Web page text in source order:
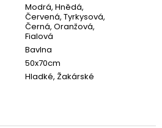
Modrá, Hnědá,
Červená, Tyrkysová,
Černá, Oranžová,
Fialová
Bavlna
50x70cm
Hladké, Žakárské